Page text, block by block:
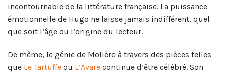
incontournable de la littérature française. La puissance
émotionnelle de Hugo ne laisse jamais indifférent, quel
que soit l’âge ou l’origine du lecteur.
De même, le génie de Molière à travers des pièces telles
que Le Tartuffe ou L’Avare continue d’être célébré. Son